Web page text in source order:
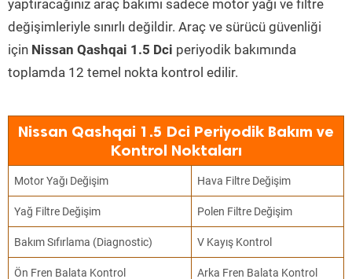
yaptıracağınız araç bakımı sadece motor yağı ve filtre
değişimleriyle sınırlı değildir. Araç ve sürücü güvenliği
için Nissan Qashqai 1.5 Dci periyodik bakımında
toplamda 12 temel nokta kontrol edilir.
Nissan Qashqai 1.5 Dci Periyodik Bakım ve
Kontrol Noktaları
Motor Yağı Değişim Hava Filtre Değişim
Yağ Filtre Değişim Polen Filtre Değişim
Bakım Sıfırlama (Diagnostic) V Kayış Kontrol
Ön Fren Balata Kontrol Arka Fren Balata Kontrol